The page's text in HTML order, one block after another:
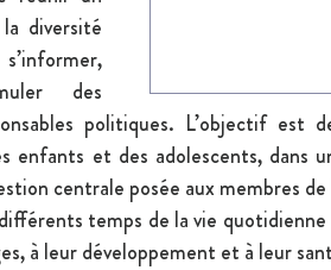
diversité
des
politiques. L’objectif est
enfants et des adolescents, dans
centrale posée aux membres
temps de la vie quotidienne
à leur développement et à leur